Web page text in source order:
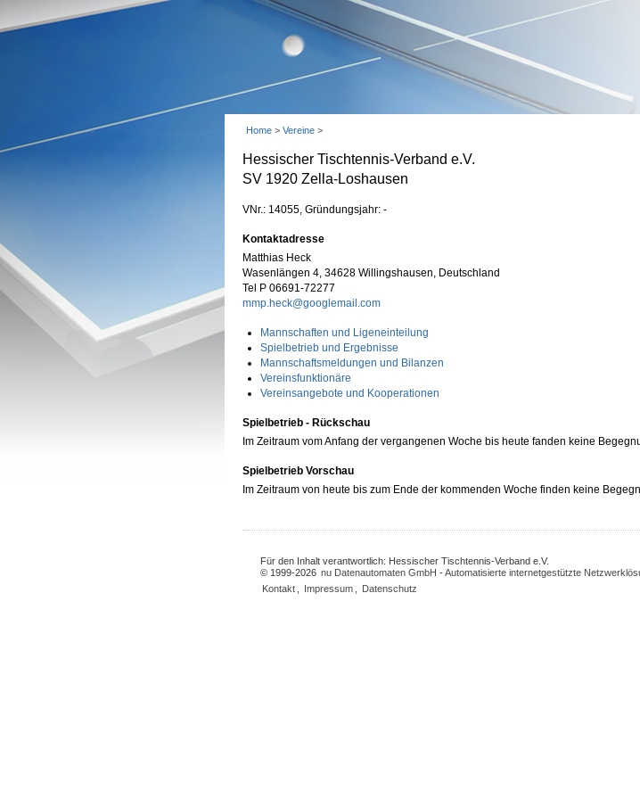
Home > Vereine >
Hessischer Tischtennis-Verband e.V.
SV 1920 Zella-Loshausen
VNr.: 14055, Gründungsjahr: -
Kontaktadresse
Matthias Heck
Wasenlängen 4, 34628 Willingshausen, Deutschland
Tel P 06691-72277
mmp.heck@googlemail.com
Mannschaften und Ligeneinteilung
Spielbetrieb und Ergebnisse
Mannschaftsmeldungen und Bilanzen
Vereinsfunktionäre
Vereinsangebote und Kooperationen
Spielbetrieb - Rückschau
Im Zeitraum vom Anfang der vergangenen Woche bis heute fanden keine
Spielbetrieb Vorschau
Im Zeitraum von heute bis zum Ende der kommenden Woche finden keine
Für den Inhalt verantwortlich: Hessischer Tischtennis-Verband e.V.
© 1999-2026 nu Datenautomaten GmbH - Automatisierte internetgestützte
Kontakt
Impressum Datenschutz